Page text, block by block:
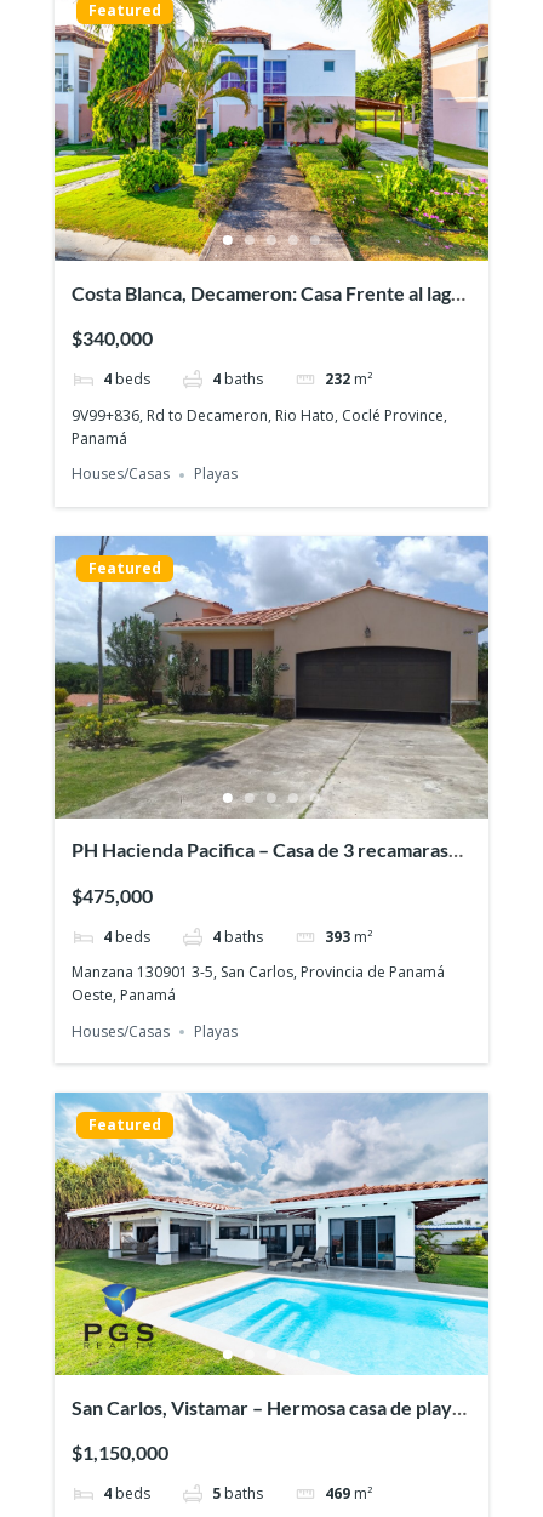
Featured
Costa Blanca, Decameron: Casa Frente al lago,
$340,000
4 beds 4 baths 232 m²
9V99+836, Rd to Decameron, Rio Hato, Coclé Province,
Panamá
Houses/Casas
Playas
Featured
PH Hacienda Pacifica – Casa de 3 recamaras
$475,000
4 beds 4 baths 393 m²
Manzana 130901 3-5, San Carlos, Provincia de Panamá
Oeste, Panamá
Houses/Casas
Playas
Featured
San Carlos, Vistamar – Hermosa casa de playa
$1,150,000
4 beds 5 baths 469 m²